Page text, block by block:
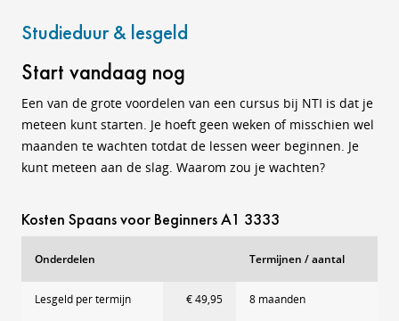
Studieduur & lesgeld
Start vandaag nog
Een van de grote voordelen van een cursus bij NTI is dat je
meteen kunt starten. Je hoeft geen weken of misschien wel
maanden te wachten totdat de lessen weer beginnen. Je
kunt meteen aan de slag. Waarom zou je wachten?
Kosten Spaans voor Beginners A1 3333
Onderdelen Termijnen / aantal
Lesgeld per termijn € 49,95 8 maanden